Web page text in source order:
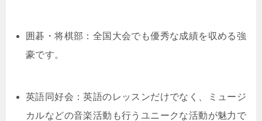
囲碁・将棋部：全国大会でも優秀な成績を収める強
豪です。
英語同好会：英語のレッスンだけでなく、ミュージ
カルなどの音楽活動も行うユニークな活動が魅力で